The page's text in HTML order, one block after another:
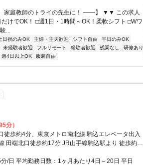
家庭教師のトライの先生に！ ――】 ▼▼ この求人
けでOK！ □週1日・1時間～OK！柔軟シフト □Wワ
...
日祝のみOK 主婦・主夫歓迎 シフト自由
平日のみOK
未経験者歓迎 フルリモート 経験者歓迎 残業なし
研修あり
週4日以上OK 服装自由
分）
徒歩約4分、東京メトロ南北線 駒込エレベータ出入
田端北口徒歩約17分 JR山手線駒込駅より 徒歩約3
/日 平均勤務日数：1ヶ月あたり4日～20日 平日